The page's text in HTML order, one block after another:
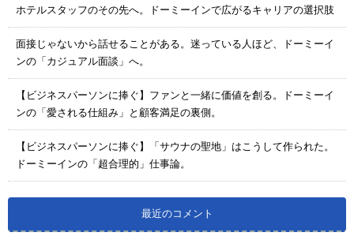
ホテルスタッフのその先へ。ドーミーインで広がるキャリアの選択肢
面接じゃないから話せることがある。迷っている人ほど、ドーミーイ
ンの「カジュアル面談」へ。
【ビジネスパーソンに捧ぐ】ファンと一緒に価値を創る。ドーミーイ
ンの「愛される仕組み」と顧客満足の裏側。
【ビジネスパーソンに捧ぐ】「サウナの聖地」はこうして作られた。
ドーミーインの「超合理的」仕事論。
最近のコメント